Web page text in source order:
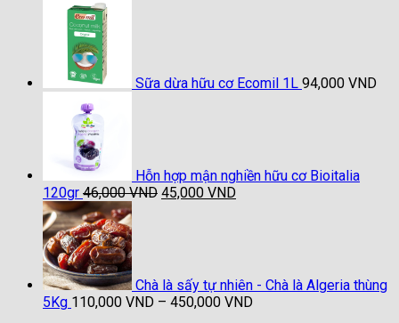
590,000 VND
Sữa dừa hữu cơ Ecomil 1L 94,000 VND
Hỗn hợp mận nghiền hữu cơ Bioitalia
120gr 46,000VND Giá
45,000 VNDGiá
Chà là sấy tự nhiên - Chà là Algeria thùng
5Kg 110,000 VND – 450,000 VNDKhoảng